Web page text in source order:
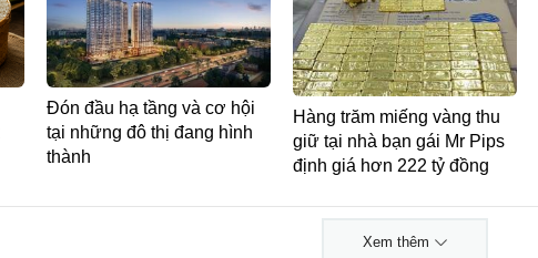
Đón đầu hạ tầng và cơ hội
tại những đô thị đang hình
thành
Hàng trăm miếng vàng thu
giữ tại nhà bạn gái Mr Pips
định giá hơn 222 tỷ đồng
Xem thêm